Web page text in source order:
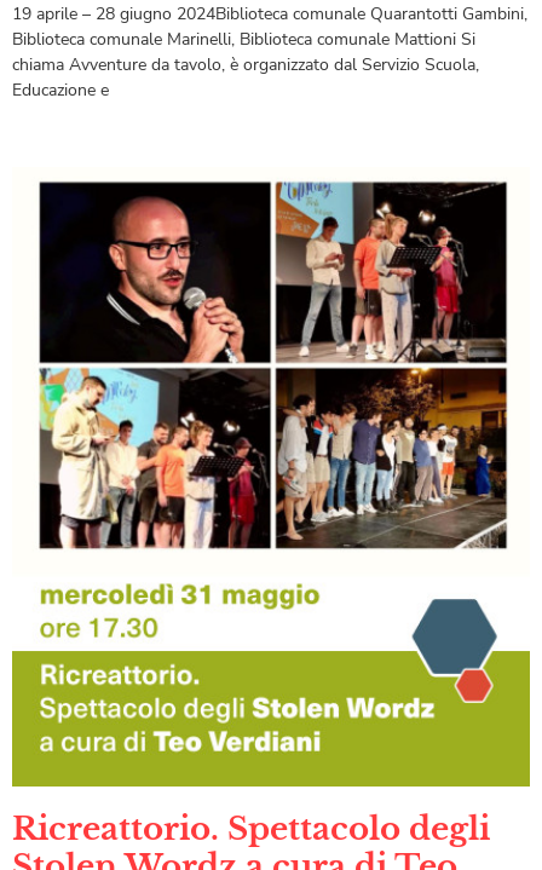
19 aprile – 28 giugno 2024Biblioteca comunale Quarantotti Gambini,
Biblioteca comunale Marinelli, Biblioteca comunale Mattioni Si
chiama Avventure da tavolo, è organizzato dal Servizio Scuola,
Educazione e
Ricreattorio. Spettacolo degli